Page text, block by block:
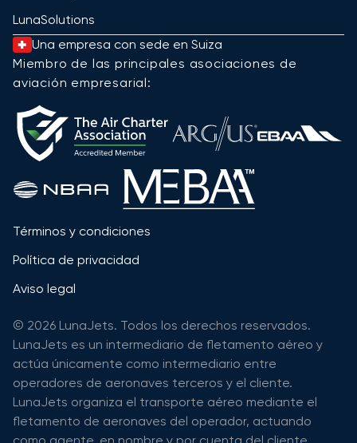
LunaSolutions
Una empresa con sede en Suiza
Miembro de las principales asociaciones de
aviación empresarial:
Términos y condiciones
Política de privacidad
Aviso legal
© 2026 LunaJets. Todos los derechos reservados.
LunaJets es un intermediario de fletamento aéreo y
actúa únicamente como intermediario entre
operadores de aeronaves terceros y el cliente.
LunaJets organiza el transporte aéreo mediante el
fletamento de aeronaves del operador, actuando